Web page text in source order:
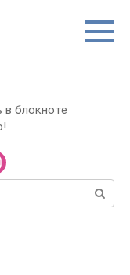
в блокноте